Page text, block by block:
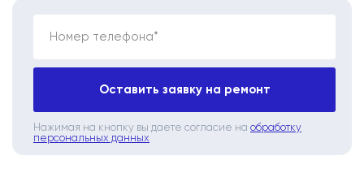
Номер телефона*
Оставить заявку на ремонт
Нажимая на кнопку вы даете согласие на обработку
персональных данных